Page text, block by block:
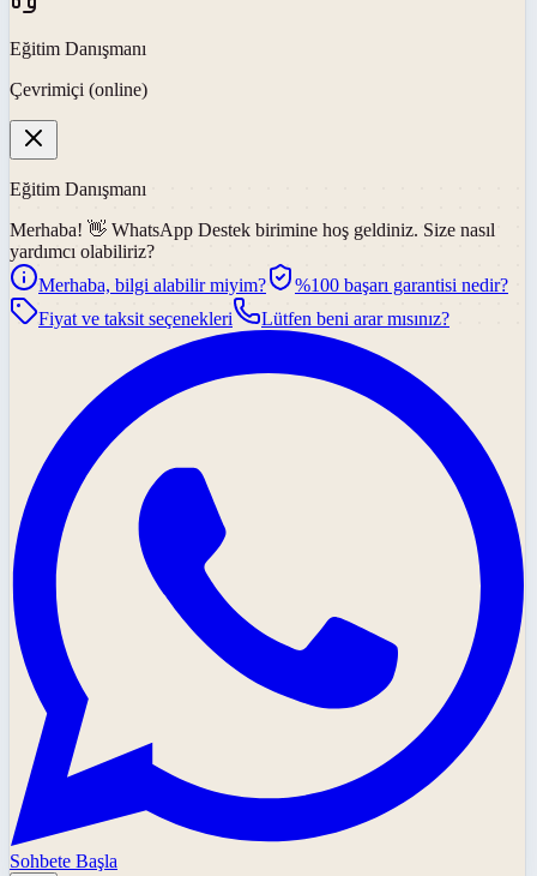
Eğitim Danışmanı
Çevrimiçi (online)
Eğitim Danışmanı
Merhaba! 👋 WhatsApp Destek birimine hoş geldiniz. Size nasıl
yardımcı olabiliriz?
Merhaba, bilgi alabilir miyim?
%100 başarı garantisi nedir?
Fiyat ve taksit seçenekleri
Lütfen beni arar mısınız?
Sohbete Başla